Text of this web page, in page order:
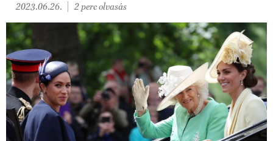
2023.06.26. 2 perc olvasás